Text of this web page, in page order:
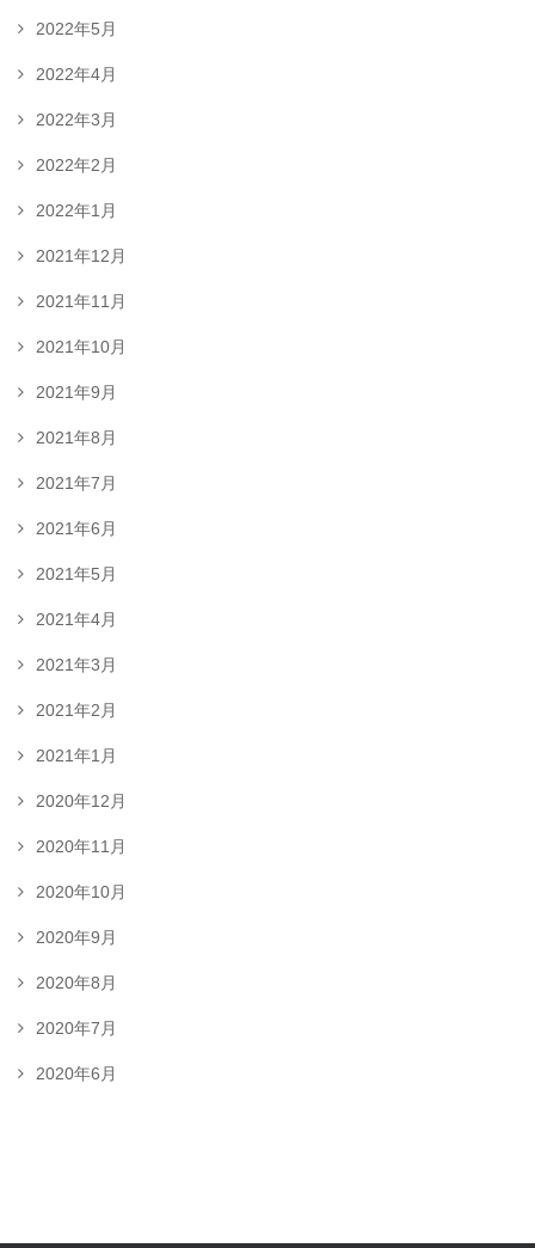
2022年5月
2022年4月
2022年3月
2022年2月
2022年1月
2021年12月
2021年11月
2021年10月
2021年9月
2021年8月
2021年7月
2021年6月
2021年5月
2021年4月
2021年3月
2021年2月
2021年1月
2020年12月
2020年11月
2020年10月
2020年9月
2020年8月
2020年7月
2020年6月